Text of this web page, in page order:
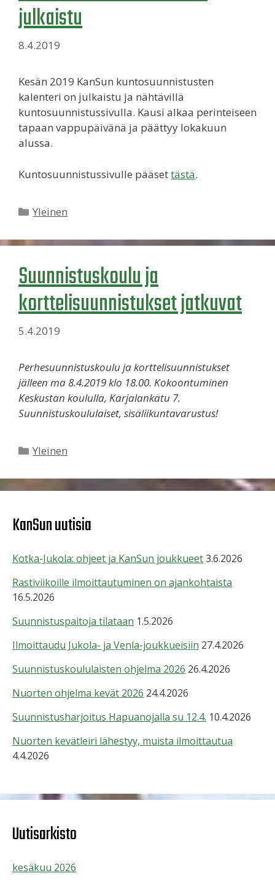
julkaistu
8.4.2019
Kesän 2019 KanSun kuntosuunnistusten
kalenteri on julkaistu ja nähtävillä
kuntosuunnistussivulla. Kausi alkaa perinteiseen
tapaan vappupäivänä ja päättyy lokakuun
alussa.
Kuntosuunnistussivulle pääsettästä.
Kategoriat
Yleinen
Suunnistuskoulu ja
korttelisuunnistukset jatkuvat
5.4.2019
Perhesuunnistuskoulu ja korttelisuunnistukset
jälleen ma 8.4.2019 klo 18.00. Kokoontuminen
Keskustan koululla, Karjalankatu 7.
Suunnistuskoululaiset, sisäliikuntavarustus!
Kategoriat
Yleinen
KanSun uutisia
Kotka-Jukola: ohjeet ja KanSun joukkueet3.6.2026
Rastiviikoille ilmoittautuminen on ajankohtaista
16.5.2026
Suunnistuspaitoja tilataan 1.5.2026
Ilmoittaudu Jukola- ja Venla-joukkueisiin 27.4.2026
Suunnistuskoululaisten ohjelma 2026 26.4.2026
Nuorten ohjelma kevät 2026 24.4.2026
Suunnistusharjoitus Hapuanojalla su 12.4. 10.4.2026
Nuorten kevätleiri lähestyy, muista ilmoittautua
4.4.2026
Uutisarkisto
kesäkuu 2026